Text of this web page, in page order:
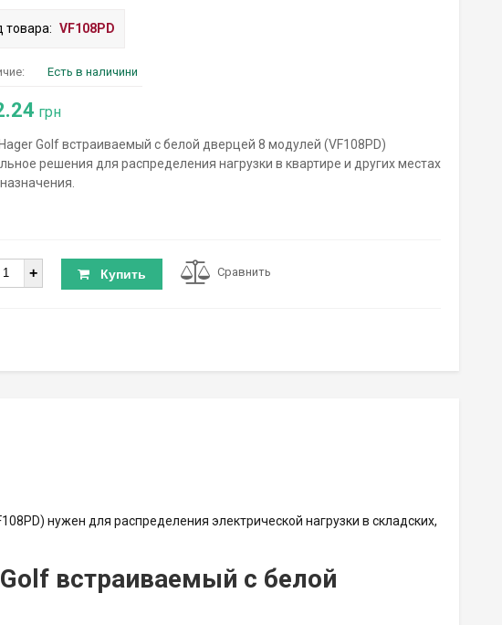
товара: VF108PD
Есть в наличини
грн
Golf встраиваемый с белой дверцей 8 модулей (VF108PD)
решения для распределения нагрузки в квартире и других местах
+ Купить Сравнить
нужен для распределения электрической нагрузки в складских,
встраиваемый с белой